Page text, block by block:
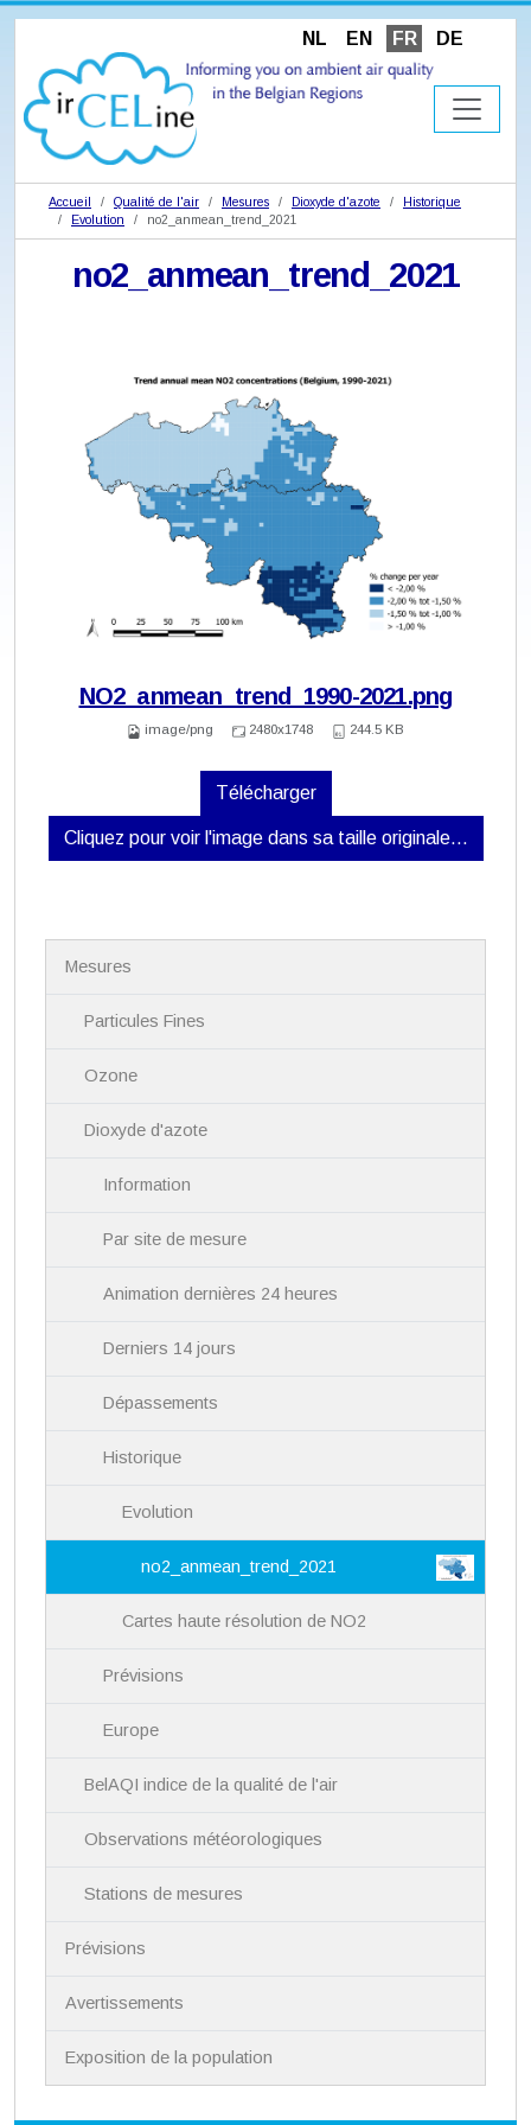
NL EN FR DE
Accueil Qualité de l'air Mesures Dioxyde d'azote
Historique
Evolution
no2_anmean_trend_2021
no2_anmean_trend_2021
NO2_anmean_trend_1990-2021.png
image/png 2480x1748 244.5 KB
Télécharger
Cliquez pour voir l'image dans sa taille originale…
Mesures
Particules Fines
Ozone
Dioxyde d'azote
Information
Par site de mesure
Animation dernières 24 heures
Derniers 14 jours
Dépassements
Historique
Evolution
no2_anmean_trend_2021
Cartes haute résolution de NO2
Prévisions
Europe
BelAQI indice de la qualité de l'air
Observations météorologiques
Stations de mesures
Prévisions
Avertissements
Exposition de la population